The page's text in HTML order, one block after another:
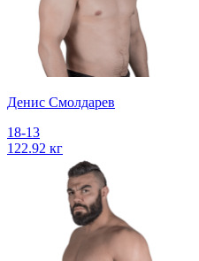
Денис Смолдарев
18-13
122.92 кг